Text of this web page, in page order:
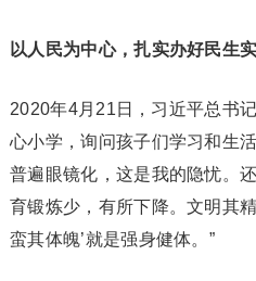
以人民为中心，扎实办好民生
2020年4月21日，习近平总书
心小学，询问孩子们学习和生
普遍眼镜化，这是我的隐忧。
育锻炼少，有所下降。文明其
蛮其体魄’就是强身健体。”